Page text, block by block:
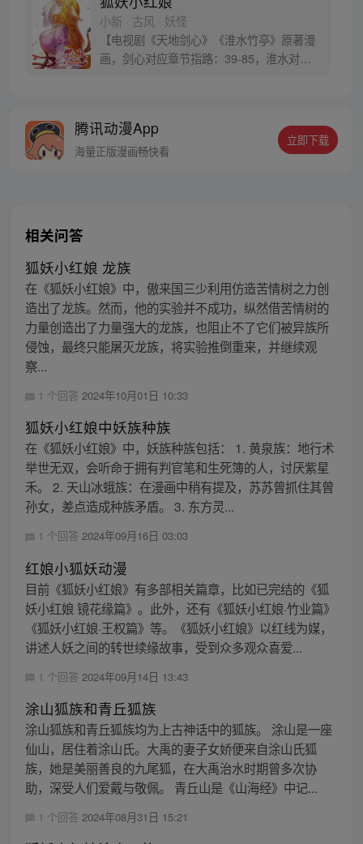
小新 · 古风 · 妖怪
【电视剧《天地剑心》《淮水竹亭》原著漫
画，剑心对应章节指路：39-85，淮水对应
腾讯动漫App
海量正版漫画畅快看
立即下载
相关问答
狐妖小红娘 龙族
在《狐妖小红娘》中，傲来国三少利用仿造苦情树之力创
造出了龙族。然而，他的实验并不成功，纵然借苦情树的
力量创造出了力量强大的龙族，也阻止不了它们被异族所
侵蚀，最终只能屠灭龙族，将实验推倒重来，并继续观
察...
1 个回答 2024年10月01日 10:33
狐妖小红娘中妖族种族
在《狐妖小红娘》中，妖族种族包括： 1. 黄泉族：地行术
举世无双，会听命于拥有判官笔和生死簿的人，讨厌紫星
禾。 2. 天山冰蛾族：在漫画中稍有提及，苏苏曾抓住其曾
孙女，差点造成种族矛盾。 3. 东方灵...
1 个回答 2024年09月16日 03:03
红娘小狐妖动漫
目前《狐妖小红娘》有多部相关篇章，比如已完结的《狐
妖小红娘 镜花缘篇》。此外，还有《狐妖小红娘·竹业篇》
《狐妖小红娘·王权篇》等。《狐妖小红娘》以红线为媒，
讲述人妖之间的转世续缘故事，受到众多观众喜爱...
1 个回答 2024年09月14日 13:43
涂山狐族和青丘狐族
涂山狐族和青丘狐族均为上古神话中的狐族。 涂山是一座
仙山，居住着涂山氏。大禹的妻子女娇便来自涂山氏狐
族，她是美丽善良的九尾狐，在大禹治水时期曾多次协
助，深受人们爱戴与敬佩。 青丘山是《山海经》中记...
1 个回答 2024年08月31日 15:21